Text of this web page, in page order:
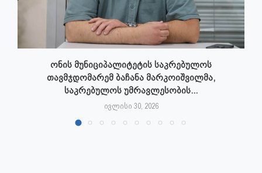
ონის მუნიციპალიტეტის საკრებულოს
თავმჯდომარემ ბაჩანა მარკოიშვილმა,
საკრებულოს უმრავლესობის...
ივლისი 30, 2026